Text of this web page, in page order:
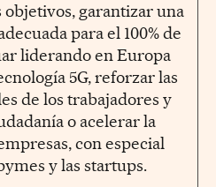
garantizar una
para el 100% de
liderando en Europa
5G, reforzar las
de los trabajadores y
o acelerar la
con especial
y las startups.